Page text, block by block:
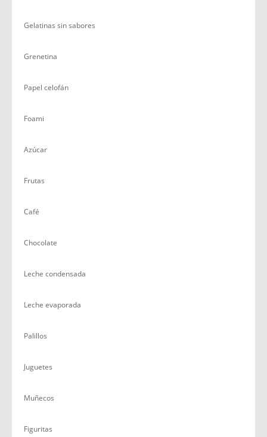
Gelatinas sin sabores
Grenetina
Papel celofán
Foami
Azúcar
Frutas
Café
Chocolate
Leche condensada
Leche evaporada
Palillos
Juguetes
Muñecos
Figuritas